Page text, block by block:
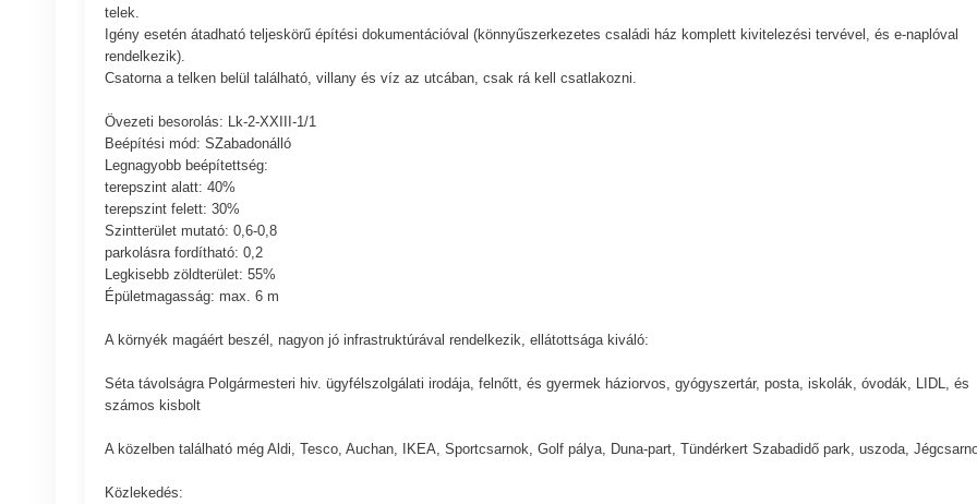
telek.
Igény esetén átadható teljeskörű építési dokumentációval (könnyűszerkezetes családi ház komplett kivitelezési tervével, és e-naplóval
rendelkezik).
Csatorna a telken belül található, villany és víz az utcában, csak rá kell csatlakozni.
Övezeti besorolás: Lk-2-XXIII-1/1
Beépítési mód: SZabadonálló
Legnagyobb beépítettség:
terepszint alatt: 40%
terepszint felett: 30%
Szintterület mutató: 0,6-0,8
parkolásra fordítható: 0,2
Legkisebb zöldterület: 55%
Épületmagasság: max. 6 m
A környék magáért beszél, nagyon jó infrastruktúrával rendelkezik, ellátottsága kiváló:
Séta távolságra Polgármesteri hiv. ügyfélszolgálati irodája, felnőtt, és gyermek háziorvos, gyógyszertár, posta, iskolák, óvodák, LIDL, és
számos kisbolt
A közelben található még Aldi, Tesco, Auchan, IKEA, Sportcsarnok, Golf pálya, Duna-part, Tündérkert Szabadidő park, uszoda,
Közlekedés: